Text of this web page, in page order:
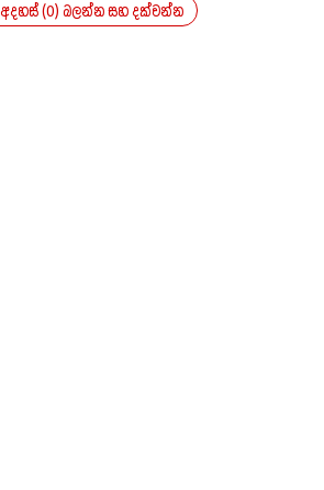
අදහස් (0) බලන්න සහ දක්වන්න